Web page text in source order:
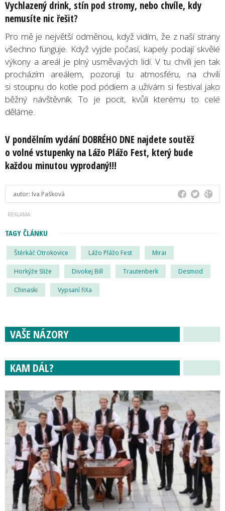
Vychlazený drink, stín pod stromy, nebo chvíle, kdy
nemusíte nic řešit?
Pro mě je největší odměnou, když vidím, že z naší strany
všechno funguje. Když vyjde počasí, kapely podají skvělé
výkony a areál je plný usměvavých lidí. V tu chvíli jen tak
procházím areálem, pozoruji tu atmosféru, na chvíli
si stoupnu do kotle pod pódiem a užívám si festival jako
běžný návštěvník. To je pocit, kvůli kterému to celé
děláme.
V pondělním vydání DOBRÉHO DNE najdete soutěž
o volné vstupenky na Lážo Plážo Fest, který bude
každou minutou vyprodaný!!!
autor: Iva Pašková
TAGY ČLÁNKU
Štěrkáč Otrokovice Lážo Plážo Fest Mirai
Horkýže Sliže Divokej Bill Trautenberk Desmod
Chinaski Vypsaní fiXa
VAŠE NÁZORY
KAM DÁL?